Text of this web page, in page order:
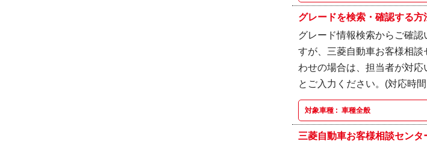
グレードを検索・確認する
グレード情報検索からご確
すが、三菱自動車お客様相
わせの場合は、担当者が対応
とご入力ください。(対応時
対象車種 : 車種全般
三菱自動車お客様相談セン